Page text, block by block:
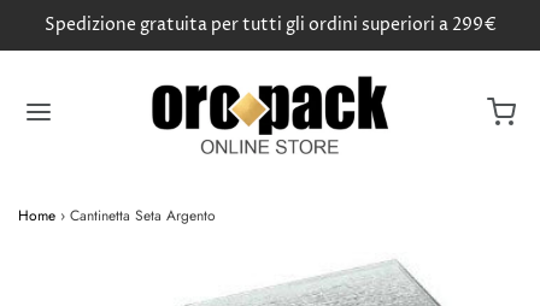
Spedizione gratuita per tutti gli ordini superiori a 299€
Home › Cantinetta Seta Argento